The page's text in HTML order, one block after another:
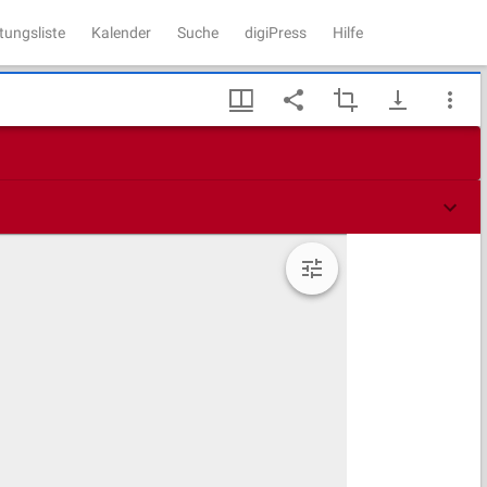
Kalender Suche digiPress Hilfe